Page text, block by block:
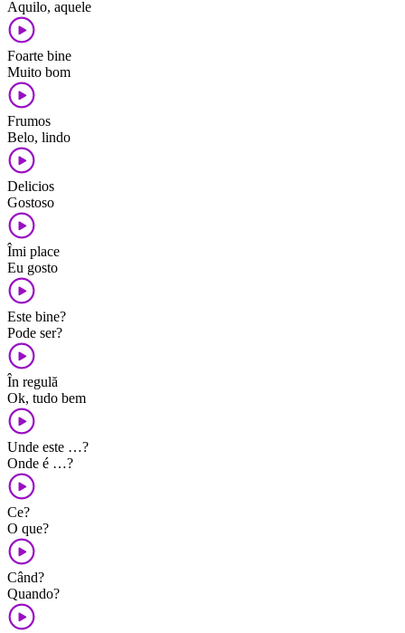
Aquilo, aquele
Foarte bine
Muito bom
Frumos
Belo, lindo
Delicios
Gostoso
Îmi place
Eu gosto
Este bine?
Pode ser?
În regulă
Ok, tudo bem
Unde este …?
Onde é …?
Ce?
O que?
Când?
Quando?